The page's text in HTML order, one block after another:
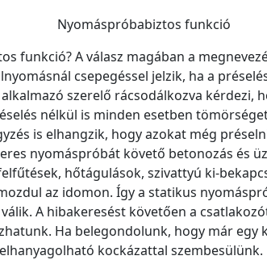
Nyomáspróbabiztos funkció
funkció? A válasz magában a
csepegéssel jelzik, ha a
szerelő rácsodálkozva kérdezi,
nélkül is minden esetben
is elhangzik, hogy azokat még
nyomáspróbát követő betonozás és
hőtágulások, szivattyú ki-
az idomon. Így a statikus
A hibakeresést követően a
Ha belegondolunk, hogy már egy
kockázattal szembesülünk.